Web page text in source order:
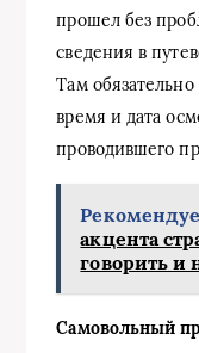
прошел без
сведения в
Там
время и дата
проводившего
акцента
говорить и
Самовольный